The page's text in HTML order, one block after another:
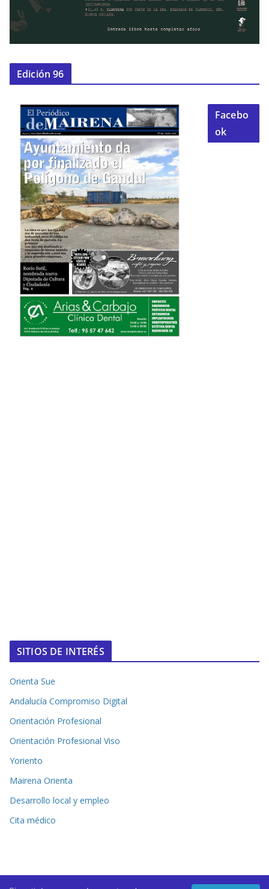
Edición 96
Facebo
ok
SITIOS DE INTERÉS
Orienta Sue
Andalucía Compromiso Digital
Orientación Profesional
Orientación Profesional Viso
Yoriento
Mairena Orienta
Desarrollo local y empleo
Cita médico